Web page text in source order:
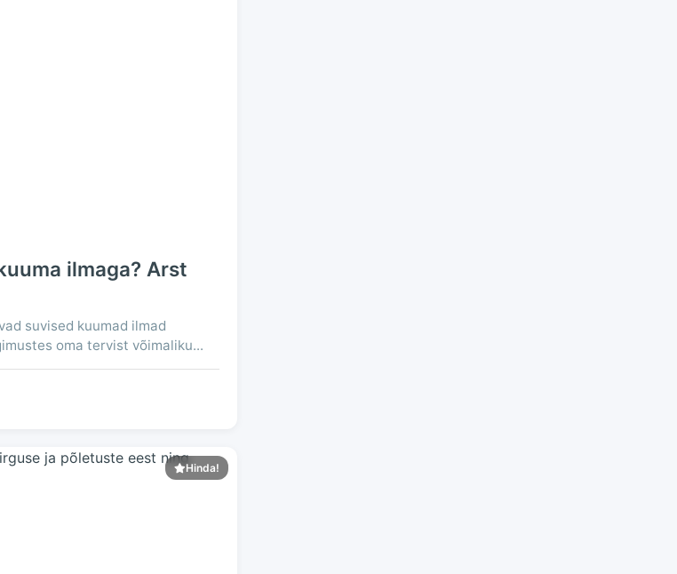
ilmaga? Arst
suvised kuumad ilmad
oma tervist võimaliku...
Hinda!